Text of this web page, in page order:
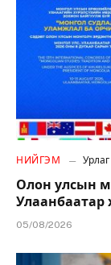
НИЙГЭМ Урлаг
Олон улсын
Улаанбаатар
05/08/2026